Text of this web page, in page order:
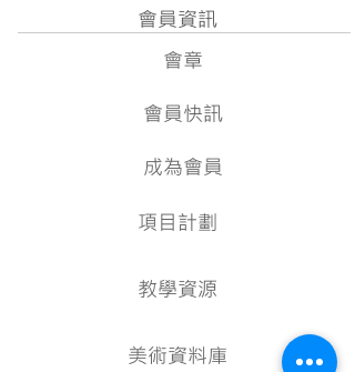
會員資訊
會章
會員快訊
成為會員
項目計劃
教學資源
美術資料庫